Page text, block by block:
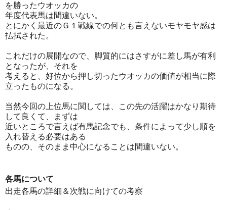
を勝ったウオッカの
年度代表馬は間違いない。
とにかく最近のＧ１戦線での何とも言えないモヤモヤ感は
払拭された。
これだけの展開なので、脚質的にはさすがに差し馬が有利
となったが、それを
考えると、好位から押し切ったウオッカの価値が相当に際
立ったものになる。
当然今回の上位馬に関しては、この先の活躍はかなり期待
して良くて、まずは
近いところで言えば有馬記念でも、条件によって少し順を
入れ替える必要はある
ものの、そのまま中心になることは間違いない。
各馬について
出走各馬の詳細＆次戦に向けての考察